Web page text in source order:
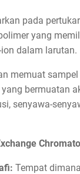
pada
yang
dalam larutan.
memuat
bermuatan
senyawa-
Tempat